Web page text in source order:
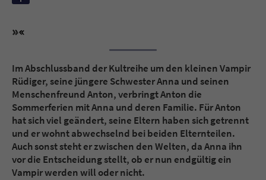
Im Abschlussband der Kultreihe um den kleinen Vampir
Rüdiger, seine jüngere Schwester Anna und seinen
Menschenfreund Anton, verbringt Anton die
Sommerferien mit Anna und deren Familie. Für Anton
hat sich viel geändert, seine Eltern haben sich getrennt
und er wohnt abwechselnd bei beiden Elternteilen.
Auch sonst steht er zwischen den Welten, da Anna ihn
vor die Entscheidung stellt, ob er nun endgültig ein
Vampir werden will oder nicht.
Zweck
Dieses Cookie gewährleistet die
Kommunikation der Webseite mit dem
Benutzer. Es wird benötigt um z. B. den
Sicherheitscode des Kontaktformulars zu
überprüfen.